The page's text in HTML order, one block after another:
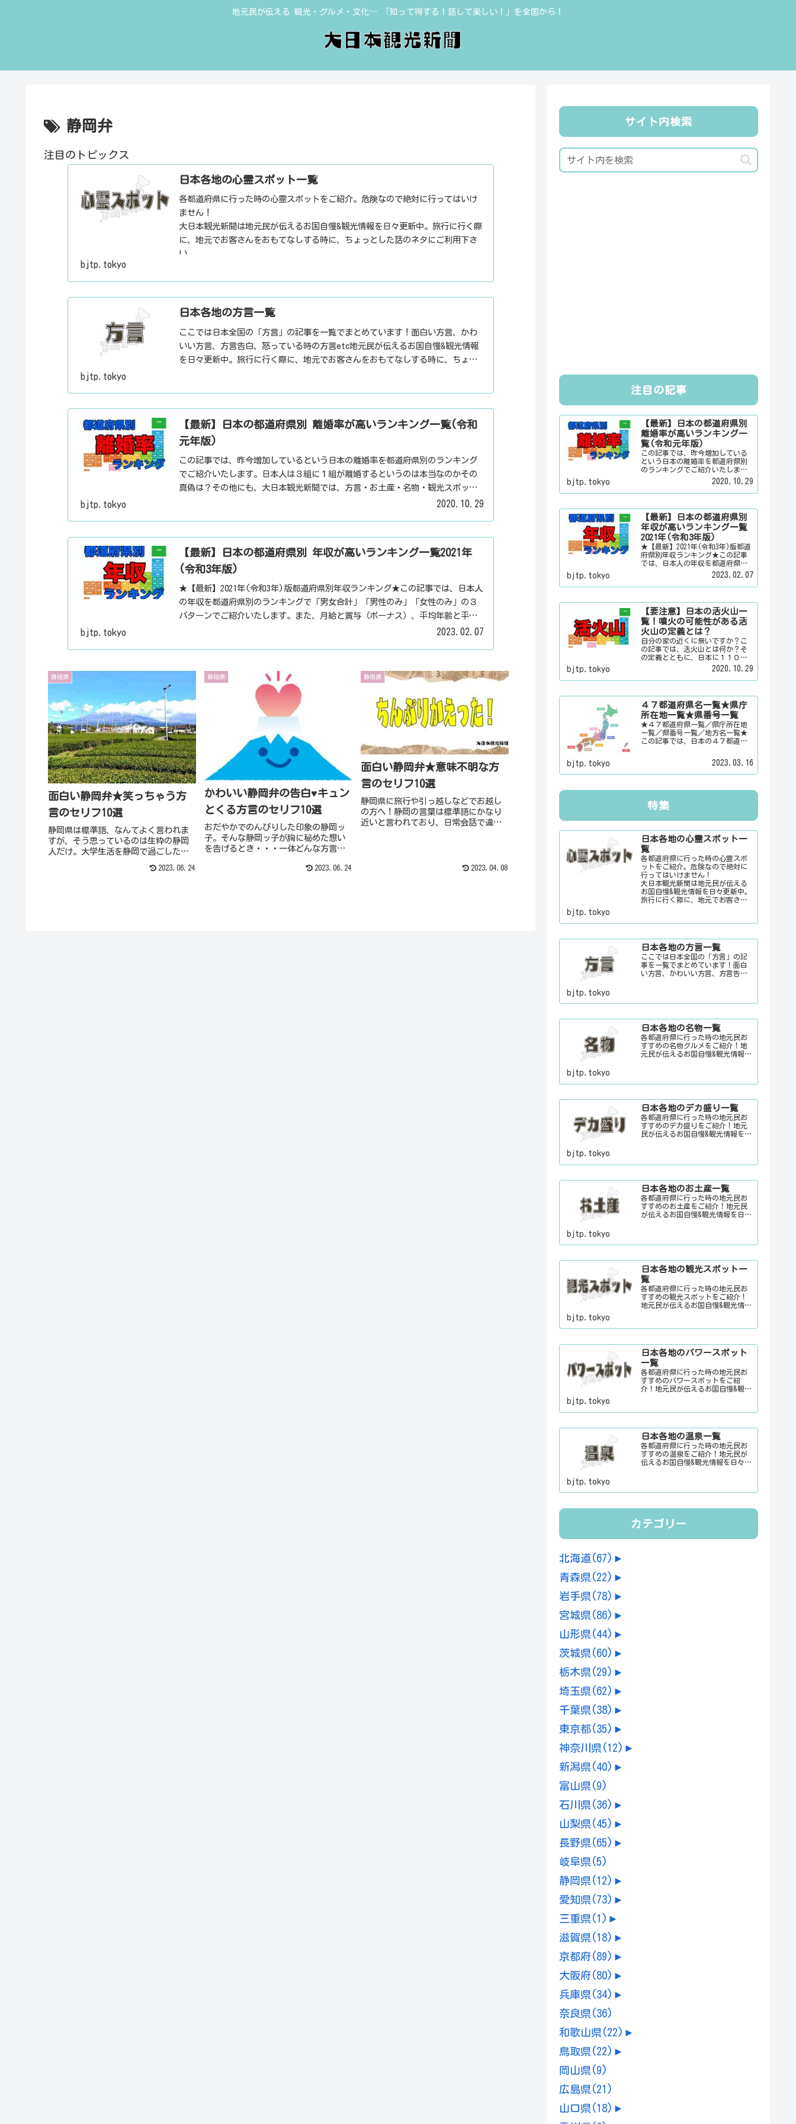
地元民が伝える 観光・グルメ・文化… 「知って得する！話して楽しい！」を全国から！
静岡弁
注目のトピックス
日本各地の心霊スポット一覧
各都道府県に行った時の心霊スポットをご紹介。危険なので絶対に行ってはいけ
ません！
大日本観光新聞は地元民が伝えるお国自慢&観光情報を日々更新中。旅行に行く際
に、地元でお客さんをおもてなしする時に、ちょっとした話のネタにご利用下さ
い。
bjtp.tokyo
日本各地の方言一覧
ここでは日本全国の「方言」の記事を一覧でまとめています！面白い方言、かわ
いい方言、方言告白、怒っている時の方言etc地元民が伝えるお国自慢&観光情報
を日々更新中。旅行に行く際に、地元でお客さんをおもてなしする時に、ちょっ
bjtp.tokyo
【最新】日本の都道府県別 離婚率が高いランキング一覧(令和
元年版)
この記事では、昨今増加しているという日本の離婚率を都道府県別のランキング
でご紹介いたします。日本人は３組に１組が離婚するというのは本当なのかその
真偽は？その他にも、大日本観光新聞では、方言・お土産・名物・観光スポッ
ト・デートスポット・パワースポット・心霊スポットなどの各都道府県の観光情
bjtp.tokyo 2020.10.29
【最新】日本の都道府県別 年収が高いランキング一覧2021年
(令和3年版)
★【最新】2021年(令和3年)版都道府県別年収ランキング★この記事では、日本人
の年収を都道府県別のランキングで「男女合計」「男性のみ」「女性のみ」の３
パターンでご紹介いたします。また、月給と賞与（ボーナス）、平均年齢と平均
bjtp.tokyo 2023.02.07
静岡県
面白い静岡弁★笑っちゃう方
言のセリフ10選
静岡県は標準語、なんてよく言われま
すが、そう思っているのは生粋の静岡
人だけ。大学生活を静岡で過ごした私
したので、身近な隠れ静岡人を探して
2023.06.24
静岡県
かわいい静岡弁の告白♥キュン
とくる方言のセリフ10選
おだやかでのんびりした印象の静岡ッ
子。そんな静岡ッ子が胸に秘めた想い
を告げるとき・・・一体どんな方言で
ュンとくる、超かわいいキュンとくる
2023.06.24
静岡県
面白い静岡弁★意味不明な方
言のセリフ10選
静岡県に旅行や引っ越しなどでお越し
の方へ！静岡の言葉は標準語にかなり
近いと言われており、日常会話で違和
あります。本記事では「面白い静岡弁
2023.04.08
サイト内検索
注目の記事
【最新】日本の都道府県別
離婚率が高いランキング一
覧(令和元年版)
この記事では、昨今増加している
という日本の離婚率を都道府県別
のランキングでご紹介いたしま
す。日本人は３組に１組が離婚す
るというのは本当なのかその真偽
は？その他にも、大日本観光新聞
スポット・デートスポット・パワ
ースポット・心霊スポットなどの
各都道府県の観光情報・ローカル
情報を配信しています。
bjtp.tokyo 2020.10.29
【最新】日本の都道府県別
年収が高いランキング一覧
2021年(令和3年版)
★【最新】2021年(令和3年)版都道
府県別年収ランキング★この記事
では、日本人の年収を都道府県別
のランキングで「男女合計」「男
性のみ」「女性のみ」の３パター
ンでご紹介いたします。また、月
と平均の勤続年数についても表示
しています。
bjtp.tokyo 2023.02.07
【要注意】日本の活火山一
覧！噴火の可能性がある活
火山の定義とは？
自分の家の近くに無いですか？こ
の記事では、活火山とは何か？そ
の定義とともに、日本に１１０有
るという活火山を一覧でご紹介い
たします。その他にも、大日本観
光新聞では、方言・お土産・名
ト・パワースポット・心霊スポッ
トなどの各都道府県の観光情報・
ローカル情報を配信しています。
bjtp.tokyo 2020.10.29
４７都道府県名一覧★県庁
所在地一覧★県番号一覧
★４７都道府県一覧／県庁所在地
一覧／県番号一覧／地方名一覧★
この記事では、日本の４７都道府
す。それぞれの都道府県名、県庁
所在地、地方名のリンク先にはそ
います。
bjtp.tokyo 2023.03.16
特集
日本各地の心霊スポット一
覧
各都道府県に行った時の心霊スポ
ットをご紹介。危険なので絶対に
行ってはいけません！
大日本観光新聞は地元民が伝える
お国自慢&観光情報を日々更新中。
旅行に行く際に、地元でお客さん
bjtp.tokyo
日本各地の方言一覧
ここでは日本全国の「方言」の記
事を一覧でまとめています！面白
い方言、かわいい方言、方言告
お客さんをおもてなしする時に、
さい。
bjtp.tokyo
日本各地の名物一覧
各都道府県に行った時の地元民お
すすめの名物グルメをご紹介！地
元民が伝えるお国自慢&観光情報を
用下さい。
bjtp.tokyo
日本各地のデカ盛り一覧
各都道府県に行った時の地元民お
すすめのデカ盛りをご紹介！地元
民が伝えるお国自慢&観光情報を
用下さい。
bjtp.tokyo
日本各地のお土産一覧
各都道府県に行った時の地元民お
すすめのお土産をご紹介！地元民
が伝えるお国自慢&観光情報を日々
さい。
bjtp.tokyo
日本各地の観光スポット一
覧
各都道府県に行った時の地元民お
すすめの観光スポットをご紹介！
地元民が伝えるお国自慢&観光情報
時に、ちょっとした話のネタにご
bjtp.tokyo
日本各地のパワースポット
一覧
各都道府県に行った時の地元民お
すすめのパワースポットをご紹
介！地元民が伝えるお国自慢&観光
する時に、ちょっとした話のネタ
bjtp.tokyo
日本各地の温泉一覧
各都道府県に行った時の地元民お
すすめの温泉をご紹介！地元民が
伝えるお国自慢&観光情報を日々更
bjtp.tokyo
カテゴリー
北海道(67) ►
青森県(22) ►
岩手県(78) ►
宮城県(86) ►
山形県(44) ►
茨城県(60) ►
栃木県(29) ►
埼玉県(62) ►
千葉県(38) ►
東京都(35) ►
神奈川県(12) ►
新潟県(40) ►
富山県(9)
石川県(36) ►
山梨県(45) ►
長野県(65) ►
岐阜県(5)
静岡県(12) ►
愛知県(73) ►
三重県(1) ►
滋賀県(18) ►
京都府 (89) ►
大阪府 (80) ►
兵庫県(34) ►
奈良県(36)
和歌山県(22) ►
鳥取県(22) ►
岡山県(9)
広島県(21)
山口県(18) ►